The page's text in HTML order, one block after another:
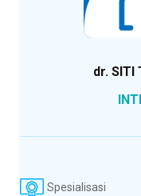
dr. SITI
Spesialisasi